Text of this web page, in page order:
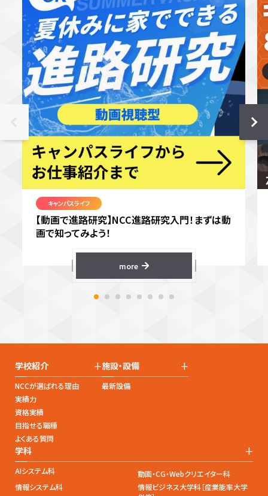
キャンパスライフ
【動画で進路研究】NCC進路研究入門！まずは動
画で知ってみよう！
more
学校紹介 +
NCCが選ばれる理由
実績力
資格実績
目指せる職種
よくある質問
施設・設備 +
最新設備
学科 +
AIシステム科
動画・CG・Webクリエイター科
情報システム科
情報ビジネス大学科［産業能率大学